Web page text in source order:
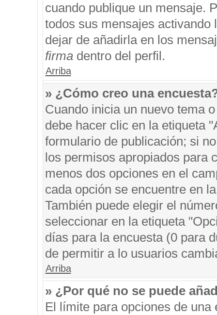
cuando publique un mensaje.
todos sus mensajes
dejar de añadirla en los
firmadentro del perfil.
Arriba
» ¿Cómo creo una
Cuando inicia un nuevo tema
debe hacer clic en la etiqueta
formulario de publicación; si
los permisos apropiados para
menos dos opciones en el
cada opción se encuentre en
También puede elegir el
seleccionar en la etiqueta
días para la encuesta (0 para
de permitir a lo usuarios
Arriba
» ¿Por qué no se puede
El límite para opciones de una